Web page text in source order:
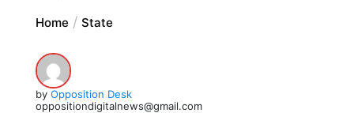
Home State
by Opposition Desk
oppositiondigitalnews@gmail.com